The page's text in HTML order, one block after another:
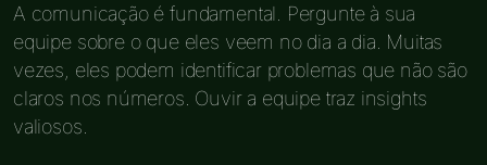
A comunicação é fundamental. Pergunte à sua
equipe sobre o que eles veem no dia a dia. Muitas
vezes, eles podem identificar problemas que não são
claros nos números. Ouvir a equipe traz insights
valiosos.